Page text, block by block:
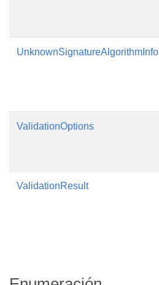
UnknownSignatureAlgorithmInfo
ValidationOptions
ValidationResult